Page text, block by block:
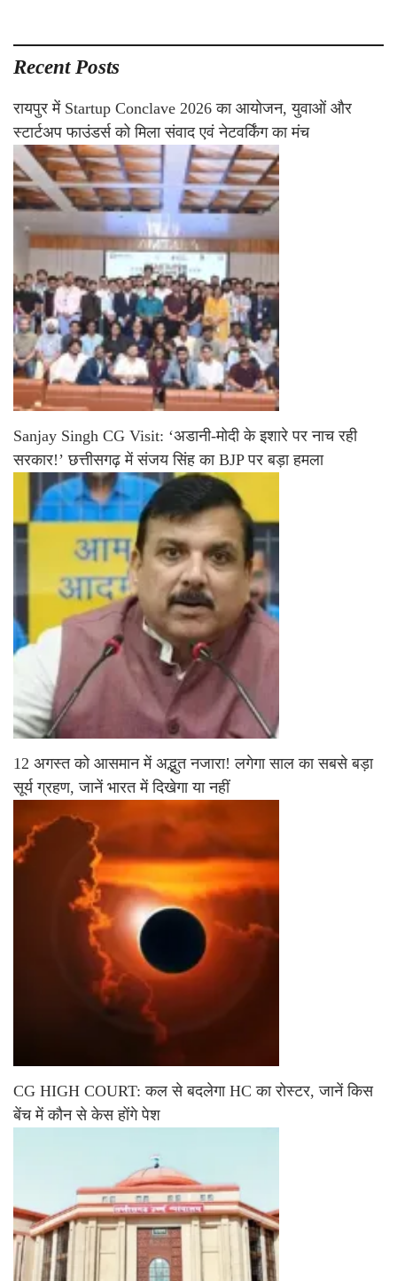
Recent Posts
रायपुर में Startup Conclave 2026 का आयोजन, युवाओं और
स्टार्टअप फाउंडर्स को मिला संवाद एवं नेटवर्किंग का मंच
Sanjay Singh CG Visit: ‘अडानी-मोदी के इशारे पर नाच रही
सरकार!’ छत्तीसगढ़ में संजय सिंह का BJP पर बड़ा हमला
12 अगस्त को आसमान में अद्भुत नजारा! लगेगा साल का सबसे बड़ा
सूर्य ग्रहण, जानें भारत में दिखेगा या नहीं
CG HIGH COURT: कल से बदलेगा HC का रोस्टर, जानें किस
बेंच में कौन से केस होंगे पेश